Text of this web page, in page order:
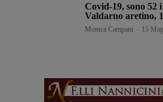
Covid-19, sono 52
Valdarno aretino,
Monica Campani 15